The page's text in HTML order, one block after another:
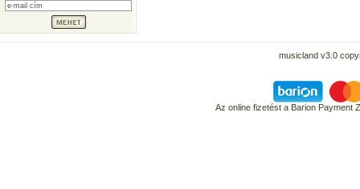
musicland v3.0
Az online fizetést a Barion Payment